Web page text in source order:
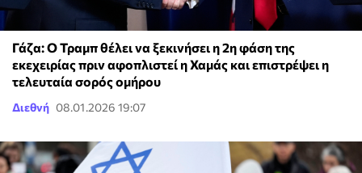
Γάζα: Ο Τραμπ θέλει να ξεκινήσει η 2η φάση της
εκεχειρίας πριν αφοπλιστεί η Χαμάς και επιστρέψει η
τελευταία σορός ομήρου
Διεθνή 08.01.2026 19:07